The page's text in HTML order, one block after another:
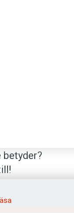
betyder?